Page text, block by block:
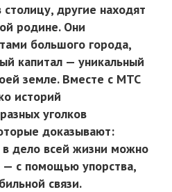
другие находят
родине. Они
большого города,
капитал — уникальный
земле. Вместе с МТС
историй
уголков
доказывают:
в дело всей жизни можно
— с помощью упорства,
связи.